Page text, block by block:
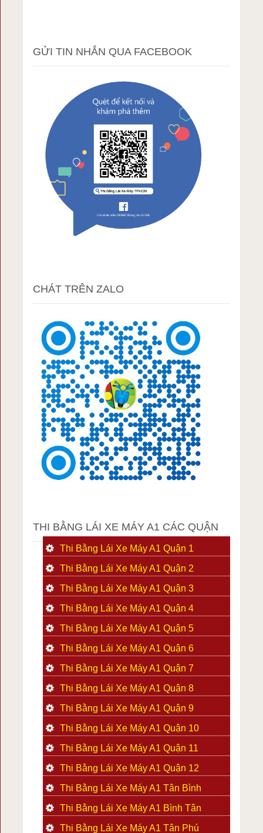
GỬI TIN NHẮN QUA FACEBOOK
CHÁT TRÊN ZALO
THI BẰNG LÁI XE MÁY A1 CÁC QUẬN
Thi Bằng Lái Xe Máy A1 Quận 1
Thi Bằng Lái Xe Máy A1 Quận 2
Thi Bằng Lái Xe Máy A1 Quận 3
Thi Bằng Lái Xe Máy A1 Quận 4
Thi Bằng Lái Xe Máy A1 Quận 5
Thi Bằng Lái Xe Máy A1 Quận 6
Thi Bằng Lái Xe Máy A1 Quận 7
Thi Bằng Lái Xe Máy A1 Quận 8
Thi Bằng Lái Xe Máy A1 Quận 9
Thi Bằng Lái Xe Máy A1 Quận 10
Thi Bằng Lái Xe Máy A1 Quận 11
Thi Bằng Lái Xe Máy A1 Quận 12
Thi Bằng Lái Xe Máy A1 Tân Bình
Thi Bằng Lái Xe Máy A1 Bình Tân
Thi Bằng Lái Xe Máy A1 Tân Phú